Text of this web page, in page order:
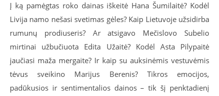
Į ką pamėgtas roko dainas iškeitė Hana Šumilaitė? Kodėl
Livija namo nešasi svetimas gėles? Kaip Lietuvoje užsidirba
rumunų prodiuseris? Ar atsigavo Mečislovo Subelio
mirtinai užbučiuota Edita Užaitė? Kodėl Asta Pilypaitė
jaučiasi maža mergaite? Ir kaip su auksinėmis vestuvėmis
tėvus sveikino Marijus Berenis? Tikros emocijos,
padūkusios ir sentimentalios dainos – tik šį penktadienį